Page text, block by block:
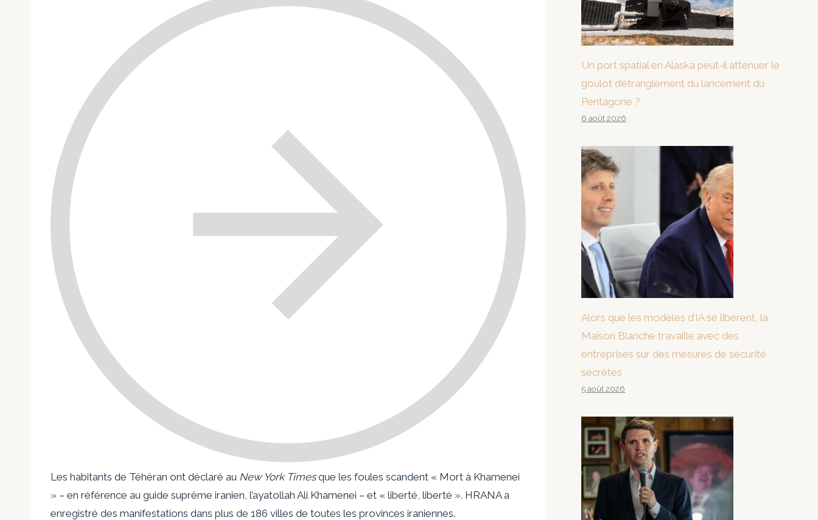
Les habitants de Téhéran ont déclaré au New York Timesque les foules scandent « Mort à Khamenei
» – en référence au guide suprême iranien, l’ayatollah Ali Khamenei – et « liberté, liberté ». HRANA a
enregistré des manifestations dans plus de 186 villes de toutes les provinces iraniennes.
Un port spatial en Alaska peut-il atténuer le
goulot d’étranglement du lancement du
Pentagone ?
6 août 2026
Alors que les modèles d’IA se libèrent, la
Maison Blanche travaille avec des
entreprises sur des mesures de sécurité
secrètes
5 août 2026